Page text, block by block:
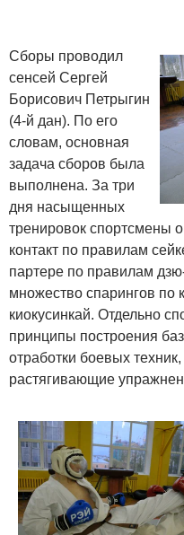
Сборы проводил
сенсей Сергей
Борисович Петрыгин
(4-й дан). По его
словам, основная
задача сборов была
выполнена. За три
дня насыщенных
тренировок спортсмены
контакт по правилам
партере по правилам
множество спарингов по
киокусинкай. Отдельно
принципы построения
отработки боевых
растягивающие